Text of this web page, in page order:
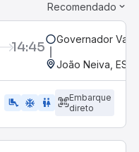
Recomendado
14:45 Governador
João Neiva, ES
airline_seat_legroom_extra ac_unit WC
Embarque
direto